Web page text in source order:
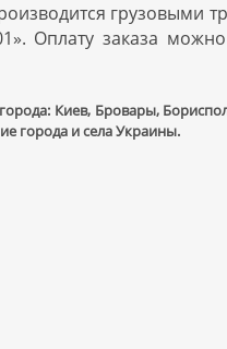
грузовыми
Оплату заказа
Киев, Бровары,
города и села Украины.